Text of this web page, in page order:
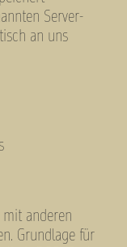
Server-
an uns
mit anderen
Grundlage für